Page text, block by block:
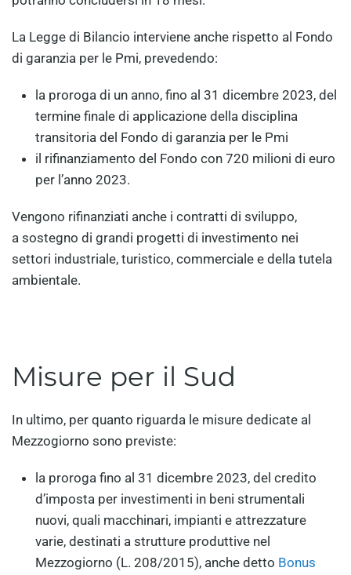
La Legge di Bilancio interviene anche rispetto al Fondo
di garanzia per le Pmi, prevedendo:
la proroga di un anno, fino al 31 dicembre 2023, del
termine finale di applicazione della disciplina
transitoria del Fondo di garanzia per le Pmi
il rifinanziamento del Fondo con 720 milioni di euro
per l’anno 2023.
Vengono rifinanziati anche i contratti di sviluppo,
a sostegno di grandi progetti di investimento nei
settori industriale, turistico, commerciale e della tutela
ambientale.
Misure per il Sud
In ultimo, per quanto riguarda le misure dedicate al
Mezzogiorno sono previste:
la proroga fino al 31 dicembre 2023, del credito
d’imposta per investimenti in beni strumentali
nuovi, quali macchinari, impianti e attrezzature
varie, destinati a strutture produttive nel
Mezzogiorno (L. 208/2015), anche detto Bonus